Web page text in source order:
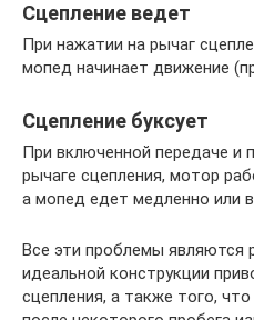
Сцепление ведет
При нажатии на рычаг
мопед начинает движение
Сцепление буксует
При включенной передаче и
рычаге сцепления, мотор
а мопед едет медленно или
Все эти проблемы являются
идеальной конструкции
сцепления, а также того,